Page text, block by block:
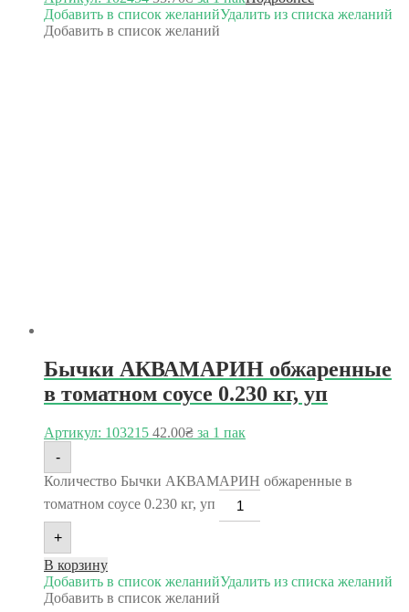
Добавить в список желанийУдалить из списка желаний
Добавить в список желаний
Бычки АКВАМАРИН обжаренные
в томатном соусе 0.230 кг, уп
Артикул: 103215 42.00₴ за 1 пак
-
Количество Бычки АКВАМАРИН обжаренные в
томатном соусе 0.230 кг, уп
+
В корзину
Добавить в список желанийУдалить из списка желаний
Добавить в список желаний